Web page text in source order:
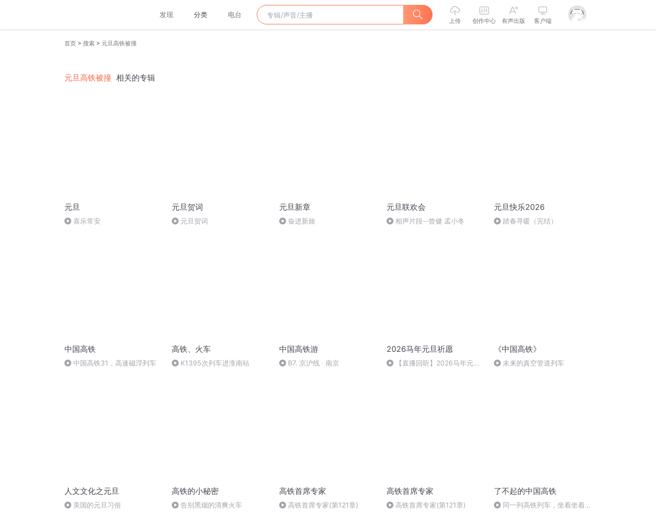
发现 分类 电台
上传 创作中心 有声出版 客户端
首页 > 搜索 > 元旦高铁被撞
元旦高铁被撞 相关的专辑
元旦
喜乐常安
元旦贺词
元旦贺词
元旦新章
奋进新旅
元旦联欢会
相声片段--曾健 孟小冬
元旦快乐2026
踏春寻暖（完结）
中国高铁
中国高铁31，高速磁浮列车
高铁、火车
K1395次列车进淮南站
中国高铁游
B7. 京沪线 · 南京
2026马年元旦祈愿
【直播回听】2026马年元旦
《中国高铁》
未来的真空管道列车
人文文化之元旦
美国的元旦习俗
高铁的小秘密
告别黑烟的清爽火车
高铁首席专家
高铁首席专家(第121章)
高铁首席专家
高铁首席专家(第121章)
了不起的中国高铁
同一列高铁列车，坐着坐着车